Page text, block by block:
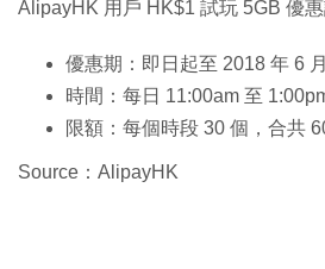
AlipayHK 用戶 HK$1 試玩 5GB 優惠
優惠期：即日起至 2018 年 6 月
時間：每日 11:00am 至
限額：每個時段 30 個，合共
Source：AlipayHK